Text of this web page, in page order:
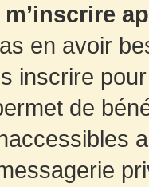
en avoir
inscrire
de